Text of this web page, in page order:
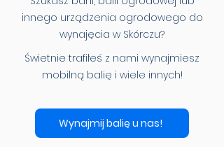
innego urządzenia ogrodowego do
wynajęcia w Skórczu?
Świetnie trafiłeś z nami wynajmiesz
mobilną balię i wiele innych!
Wynajmij balię u nas!